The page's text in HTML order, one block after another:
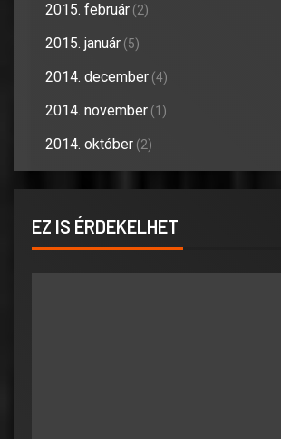
2015. február (2)
2015. január (5)
2014. december (4)
2014. november (1)
2014. október (2)
EZ IS ÉRDEKELHET